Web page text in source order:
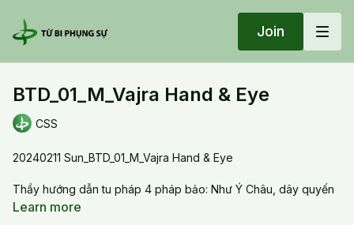
Join
BTD_01_M_Vajra Hand & Eye
CSS
20240211 Sun_BTD_01_M_Vajra Hand & Eye
Thầy hướng dẫn tu pháp 4 pháp bảo: Như Ý Châu, dây quyến
tác, bảo bát, bảo kiếm rồi đến bạt chiết la. Sau khi tu pháp bảo,
Learn more